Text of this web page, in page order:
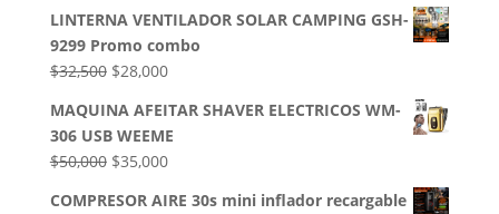
LINTERNA VENTILADOR SOLAR CAMPING GSH-
9299 Promo combo
$32,500 El
original
era:
$32,500.
$28,000El
actual
es:
$28,000.
MAQUINA AFEITAR SHAVER ELECTRICOS WM-
306 USB WEEME
$50,000 El
$35,000El
COMPRESOR AIRE 30s mini inflador recargable